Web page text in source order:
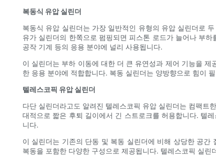
복동식 유압 실린더
복동식 유압 실린더는 가장 일반적인 유형의 유압 실린더로
유가 실린더의 한쪽으로 펌핑되면 피스톤 로드가 늘어나 부
공작 기계 등의 응용 분야에 널리 사용됩니다.
이 실린더는 부하 이동에 대한 더 큰 유연성과 제어 기능을
한 응용 분야에 적합합니다. 복동 실린더는 양방향으로 힘이
텔레스코픽 유압 실린더
다단 실린더라고도 알려진 텔레스코픽 유압 실린더는 컴팩
대적으로 짧은 후퇴 길이에서 긴 스트로크를 허용합니다. 텔
니다.
이 실린더는 기존의 단동 및 복동 실린더에 비해 상당한 공
복동을 포함한 다양한 구성으로 제공됩니다. 텔레스코픽 실